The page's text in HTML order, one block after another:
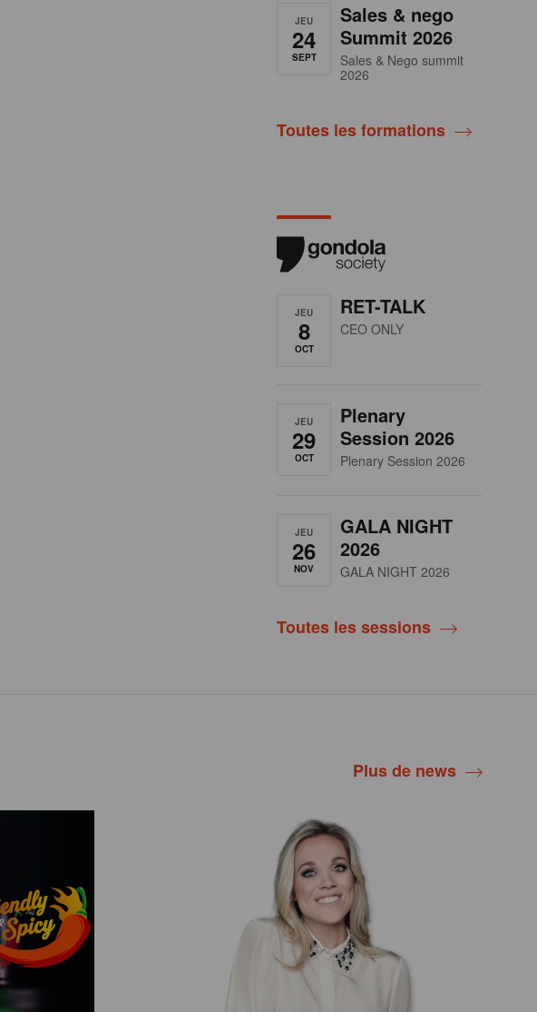
JEU
24
SEPT
Sales & nego
Summit 2026
Sales & Nego summit
2026
Toutes les formations
JEU
8
OCT
RET-TALK
CEO ONLY
JEU
29
OCT
Plenary
Session 2026
Plenary Session 2026
JEU
26
NOV
GALA NIGHT
2026
GALA NIGHT 2026
Toutes les sessions
Plus de news